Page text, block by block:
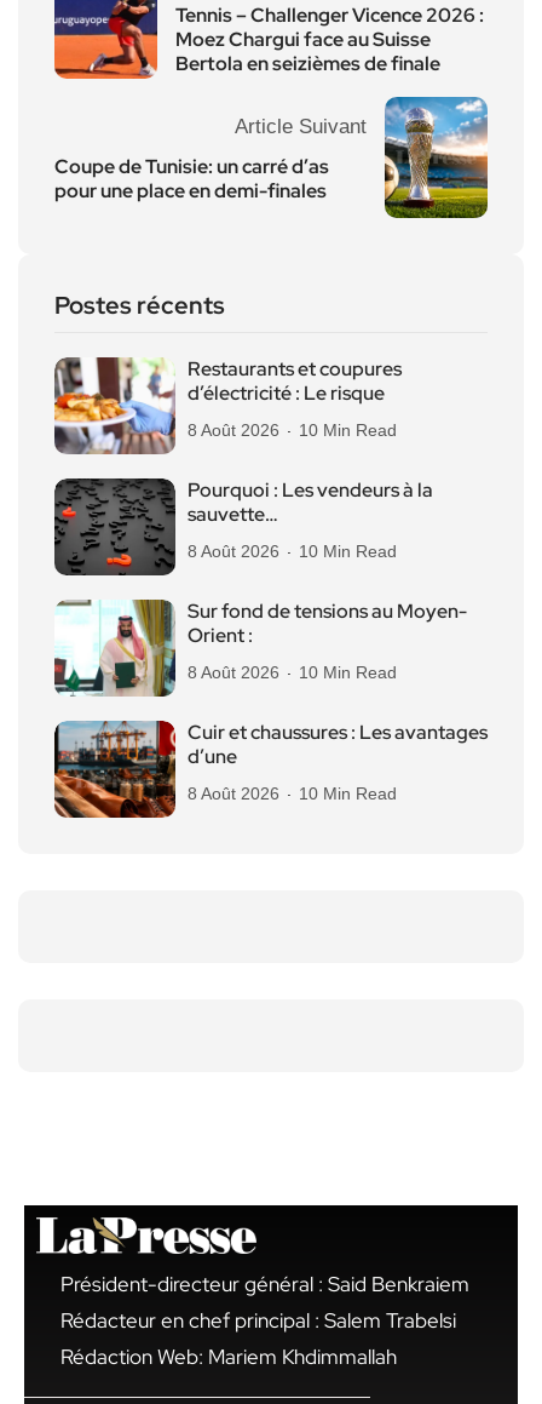
Tennis – Challenger Vicence 2026 :
Moez Chargui face au Suisse
Bertola en seizièmes de finale
Article Suivant
Coupe de Tunisie: un carré d’as
pour une place en demi-finales
Postes récents
Restaurants et coupures
d’électricité : Le risque
8 Août 2026 10 Min Read
Pourquoi : Les vendeurs à la
sauvette…
8 Août 2026 10 Min Read
Sur fond de tensions au Moyen-
Orient :
8 Août 2026 10 Min Read
Cuir et chaussures : Les avantages
d’une
8 Août 2026 10 Min Read
Président-directeur général : Said Benkraiem
Rédacteur en chef principal : Salem Trabelsi
Rédaction Web: Mariem Khdimmallah